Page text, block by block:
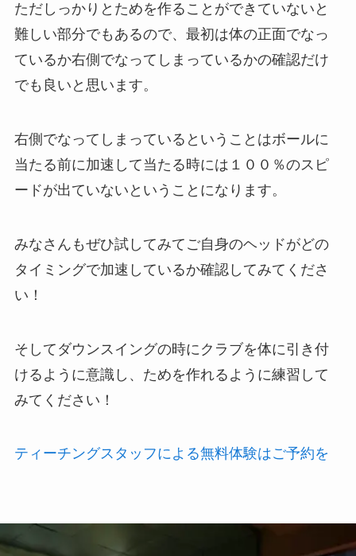
ただしっかりとためを作ることができていないと
難しい部分でもあるので、最初は体の正面でなっ
ているか右側でなってしまっているかの確認だけ
でも良いと思います。
右側でなってしまっているということはボールに
当たる前に加速して当たる時には１００％のスピ
ードが出ていないということになります。
みなさんもぜひ試してみてご自身のヘッドがどの
タイミングで加速しているか確認してみてくださ
い！
そしてダウンスイングの時にクラブを体に引き付
けるように意識し、ためを作れるように練習して
みてください！
ティーチングスタッフによる無料体験はご予約を